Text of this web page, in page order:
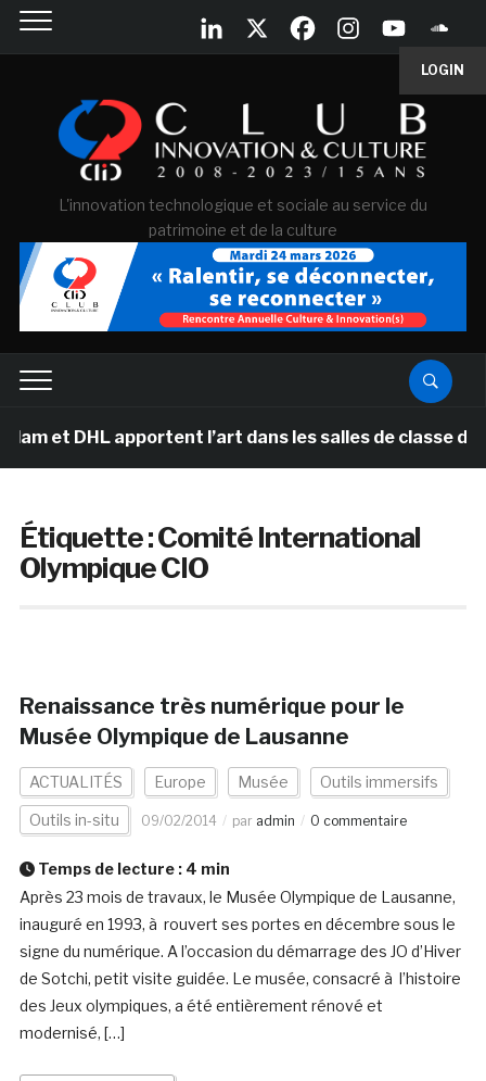
LOGIN
L'innovation technologique et sociale au service du
patrimoine et de la culture
et DHL apportent l’art dans les salles de classe des
Étiquette :Comité International
Olympique CIO
Renaissance très numérique pour le
Musée Olympique de Lausanne
ACTUALITÉS Europe Musée Outils immersifs
Outils in-situ 09/02/2014 par admin 0 commentaire
Temps de lecture : 4 min
Après 23 mois de travaux, le Musée Olympique de Lausanne,
inauguré en 1993, à rouvert ses portes en décembre sous le
signe du numérique. A l’occasion du démarrage des JO d’Hiver
de Sotchi, petit visite guidée. Le musée, consacré à l’histoire
des Jeux olympiques, a été entièrement rénové et
modernisé, […]